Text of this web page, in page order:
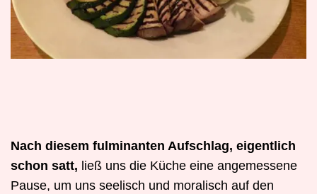
Nach diesem fulminanten Aufschlag, eigentlich
schon satt, ließ uns die Küche eine angemessene
Pause, um uns seelisch und moralisch auf den